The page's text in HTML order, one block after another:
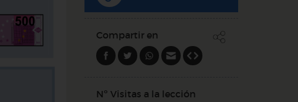
Compartir en
Nº Visitas a la lección